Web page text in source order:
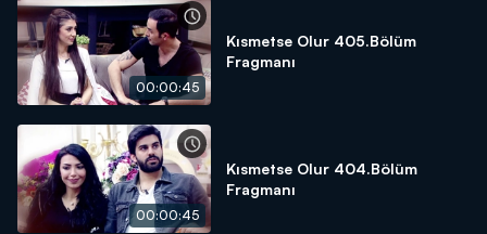
00:00:45
Kısmetse Olur 405.Bölüm
Fragmanı
00:00:45
Kısmetse Olur 404.Bölüm
Fragmanı